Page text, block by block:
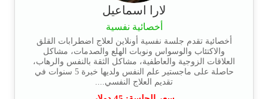
لارا اسماعيل
أخصائية نفسية
أخصائية تقدم جلسة نفسية أونلاين لعلاج اضطرابات القلق
والاكتئاب والوسواس ونوبات الهلع والصدمات، مشاكل
العلاقات الزوجية والعاطفية، مشاكل الثقة بالنفس والرهاب،
حاصلة على ماجستير علم النفس ولديها خبرة 5 سنوات في
تقديم العلاج النفسي....